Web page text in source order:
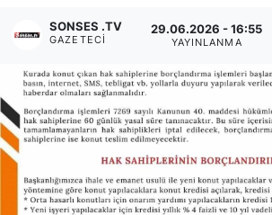
SONSES .TV
GAZETECI
29.06.2026 - 16:55
YAYINLANMA
SAĞLIK
Siyaset
YEREL HABER
Haberde insan
Tanıtım
Haber Arşivi